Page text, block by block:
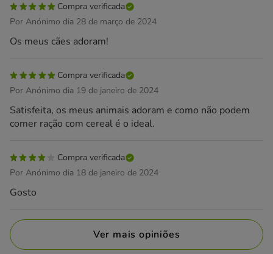
Compra verificada
Por Anónimo dia 28 de março de 2024
Os meus cães adoram!
Compra verificada
Por Anónimo dia 19 de janeiro de 2024
Satisfeita, os meus animais adoram e como não podem
comer ração com cereal é o ideal.
Compra verificada
Por Anónimo dia 18 de janeiro de 2024
Gosto
Ver mais opiniões